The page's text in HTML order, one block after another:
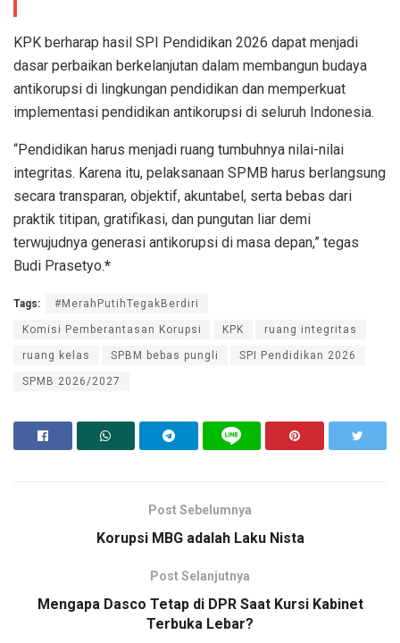
KPK berharap hasil SPI Pendidikan 2026 dapat menjadi
dasar perbaikan berkelanjutan dalam membangun budaya
antikorupsi di lingkungan pendidikan dan memperkuat
implementasi pendidikan antikorupsi di seluruh Indonesia.
“Pendidikan harus menjadi ruang tumbuhnya nilai-nilai
integritas. Karena itu, pelaksanaan SPMB harus berlangsung
secara transparan, objektif, akuntabel, serta bebas dari
praktik titipan, gratifikasi, dan pungutan liar demi
terwujudnya generasi antikorupsi di masa depan,” tegas
Budi Prasetyo.*
Tags: #MerahPutihTegakBerdiri
Komisi Pemberantasan Korupsi KPK ruang integritas
ruang kelas SPBM bebas pungli SPI Pendidikan 2026
SPMB 2026/2027
Post Sebelumnya
Korupsi MBG adalah Laku Nista
Post Selanjutnya
Mengapa Dasco Tetap di DPR Saat Kursi Kabinet
Terbuka Lebar?